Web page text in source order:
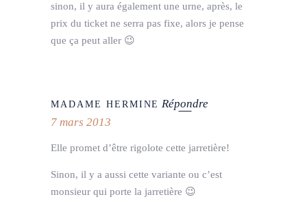
sinon, il y aura également une urne, après, le
prix du ticket ne serra pas fixe, alors je pense
que ça peut aller 😉
MADAME HERMINE Répondre
7 mars 2013
Elle promet d’être rigolote cette jarretière!
Sinon, il y a aussi cette variante ou c’est
monsieur qui porte la jarretière 😉